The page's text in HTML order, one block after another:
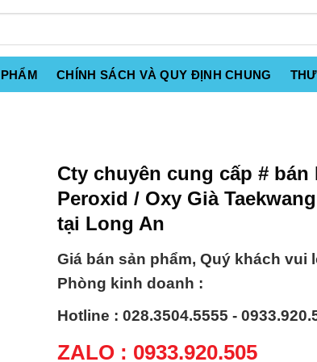
CHÍNH SÁCH VÀ QUY ĐỊNH CHUNG
Cty chuyên cung cấp # bán
Peroxid / Oxy Già
tại Long An
Giá bán sản phẩm, Quý khách vui
Phòng kinh doanh :
Hotline : 028.3504.5555 -
ZALO : 0933.920.505